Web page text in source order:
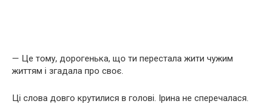
— Це тому, дорогенька, що ти перестала жити чужим
життям і згадала про своє.
Ці слова довго крутилися в голові. Ірина не сперечалася.